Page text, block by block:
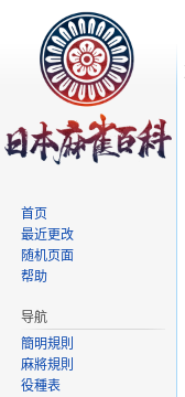
首页
最近更改
随机页面
帮助
导航
簡明規則
麻將規則
役種表